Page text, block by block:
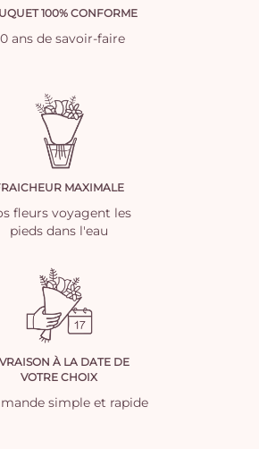
100% CONFORME
ans de savoir-faire
MAXIMALE
fleurs voyagent les
pieds dans l'eau
À LA DATE DE
VOTRE CHOIX
simple et rapide